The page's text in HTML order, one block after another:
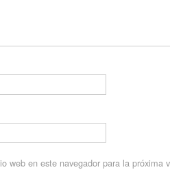
web en este navegador para la próxima